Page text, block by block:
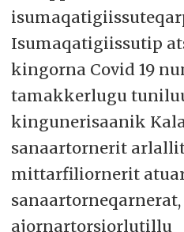
Isumaqatigiissutip
kingorna Covid 19
tamakkerlugu
kingunerisaanik
sanaartornerit
mittarfiliornerit
sanaartorneqarnerat,
ajornartorsiorlutillu